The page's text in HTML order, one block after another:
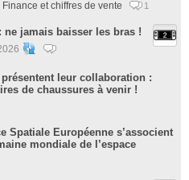
Finance et chiffres de vente 1
ne jamais baisser les bras !
leur collaboration :
de chaussures à venir !
Spatiale Européenne s’associent
mondiale de l’espace